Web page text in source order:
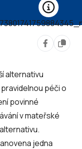
alternativu
péči o
povinné
v mateřské
jedna